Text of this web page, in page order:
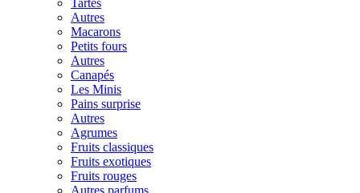
Tartes
Autres
Macarons
Petits fours
Autres
Canapés
Les Minis
Pains surprise
Autres
Agrumes
Fruits classiques
Fruits exotiques
Fruits rouges
Autres parfums